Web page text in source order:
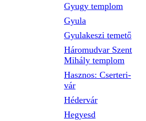
Gyugy templom
Gyula
Gyulakeszi temető
Háromudvar Szent
Mihály templom
Hasznos: Cserteri-
vár
Hédervár
Hegyesd